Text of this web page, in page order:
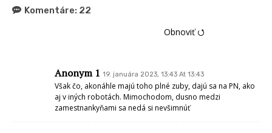
Komentáre: 22
Obnoviť ⭯
Anonym 1 19. januára 2023, 13:43 At 13:43
Však čo, akonáhle majú toho plné zuby, dajú sa na PN, ako
aj v iných robotách. Mimochodom, dusno medzi
zamestnankyňami sa nedá si nevšimnúť